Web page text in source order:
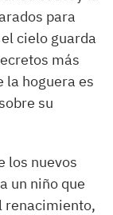
para
cielo guarda
más
la hoguera es
su
los nuevos
un niño que
renacimiento,